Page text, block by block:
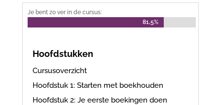
Je bent zo ver in de cursus:
81,5%
81,5%
Hoofdstukken
Cursusoverzicht
Hoofdstuk 1: Starten met boekhouden
Hoofdstuk 2: Je eerste boekingen doen